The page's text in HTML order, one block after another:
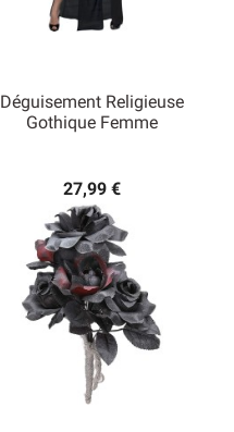
Déguisement Religieuse
Gothique Femme
27,99 €